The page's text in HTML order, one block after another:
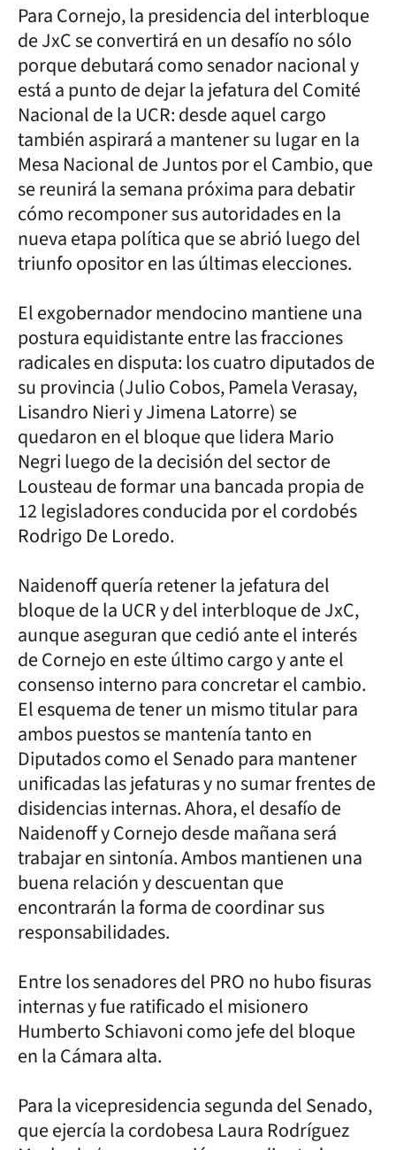
Para Cornejo, la presidencia del interbloque
de JxC se convertirá en un desafío no sólo
porque debutará como senador nacional y
está a punto de dejar la jefatura del Comité
Nacional de la UCR: desde aquel cargo
también aspirará a mantener su lugar en la
Mesa Nacional de Juntos por el Cambio, que
se reunirá la semana próxima para debatir
cómo recomponer sus autoridades en la
nueva etapa política que se abrió luego del
triunfo opositor en las últimas elecciones.
El exgobernador mendocino mantiene una
postura equidistante entre las fracciones
radicales en disputa: los cuatro diputados de
su provincia (Julio Cobos, Pamela Verasay,
Lisandro Nieri y Jimena Latorre) se
quedaron en el bloque que lidera Mario
Negri luego de la decisión del sector de
Lousteau de formar una bancada propia de
12 legisladores conducida por el cordobés
Rodrigo De Loredo.
Naidenoff quería retener la jefatura del
bloque de la UCR y del interbloque de JxC,
aunque aseguran que cedió ante el interés
de Cornejo en este último cargo y ante el
consenso interno para concretar el cambio.
El esquema de tener un mismo titular para
ambos puestos se mantenía tanto en
Diputados como el Senado para mantener
unificadas las jefaturas y no sumar frentes de
disidencias internas. Ahora, el desafío de
Naidenoff y Cornejo desde mañana será
trabajar en sintonía. Ambos mantienen una
buena relación y descuentan que
encontrarán la forma de coordinar sus
responsabilidades.
Entre los senadores del PRO no hubo fisuras
internas y fue ratificado el misionero
Humberto Schiavoni como jefe del bloque
en la Cámara alta.
Para la vicepresidencia segunda del Senado,
que ejercía la cordobesa Laura Rodríguez